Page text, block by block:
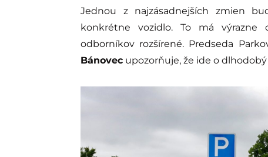
Jednou z najzásadnejších zmien
konkrétne vozidlo. To má
odborníkov rozšírené. Predseda
Bánovec upozorňuje, že ide o